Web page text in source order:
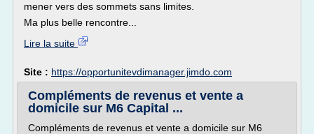
mener vers des sommets sans limites.
Ma plus belle rencontre...
Lire la suite
Site : https://opportunitevdimanager.jimdo.com
Compléments de revenus et vente a
domicile sur M6 Capital ...
Compléments de revenus et vente a domicile sur M6